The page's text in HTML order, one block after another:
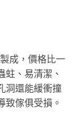
成，價格比一
蛀、易清潔、
洞還能緩衝撞
致傢俱受損。